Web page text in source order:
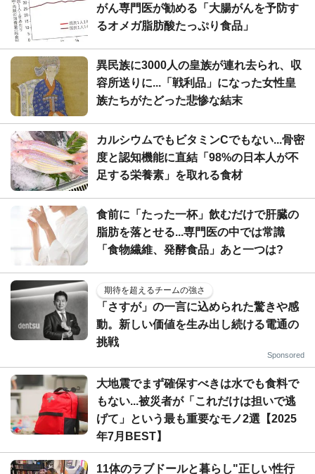
がん専門医が勧める「大腸がんを予防す
るオメガ脂肪酸たっぷり食品」
異民族に3000人の皇族が連れ去られ、収
容所送りに...「戦利品」になった女性皇
族たちがたどった悲惨な結末
カルシウムでもビタミンCでもない...骨密
度と認知機能に直結「98%の日本人が不
足する栄養素」を取れる食材
食前に「たった一杯」飲むだけで肝臓の
脂肪を落とせる...専門医の中では常識
「食物繊維、発酵食品」あと一つは?
期待を超えるチームの強さ
「さすが」の一言に込められた驚きや感
動。新しい価値を生み出し続ける電通の
挑戦
Sponsored
大地震でまず確保すべきは水でも食料で
もない...被災者が「これだけは担いで逃
げて」という最も重要なモノ2選【2025
年7月BEST】
11体のラブドールと暮らし"正しい性行